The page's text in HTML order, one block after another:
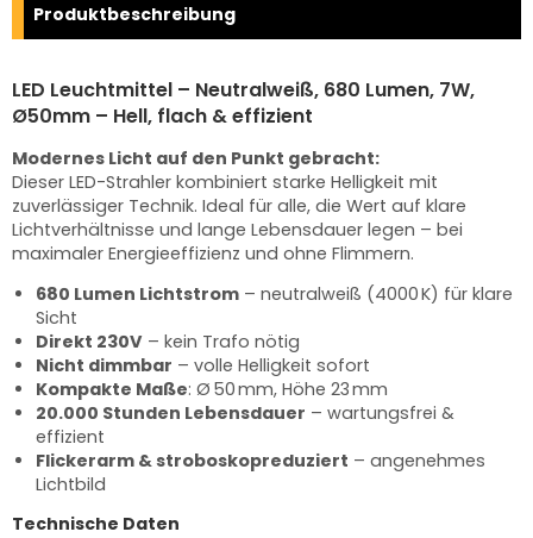
Produktbeschreibung
LED Leuchtmittel – Neutralweiß, 680 Lumen, 7W,
Ø50mm – Hell, flach & effizient
Modernes Licht auf den Punkt gebracht:
Dieser LED-Strahler kombiniert starke Helligkeit mit
zuverlässiger Technik. Ideal für alle, die Wert auf klare
Lichtverhältnisse und lange Lebensdauer legen – bei
maximaler Energieeffizienz und ohne Flimmern.
680 Lumen Lichtstrom – neutralweiß (4000 K) für klare
Sicht
Direkt 230V – kein Trafo nötig
Nicht dimmbar – volle Helligkeit sofort
Kompakte Maße: Ø 50 mm, Höhe 23 mm
20.000 Stunden Lebensdauer – wartungsfrei &
effizient
Flickerarm & stroboskopreduziert – angenehmes
Lichtbild
Technische Daten